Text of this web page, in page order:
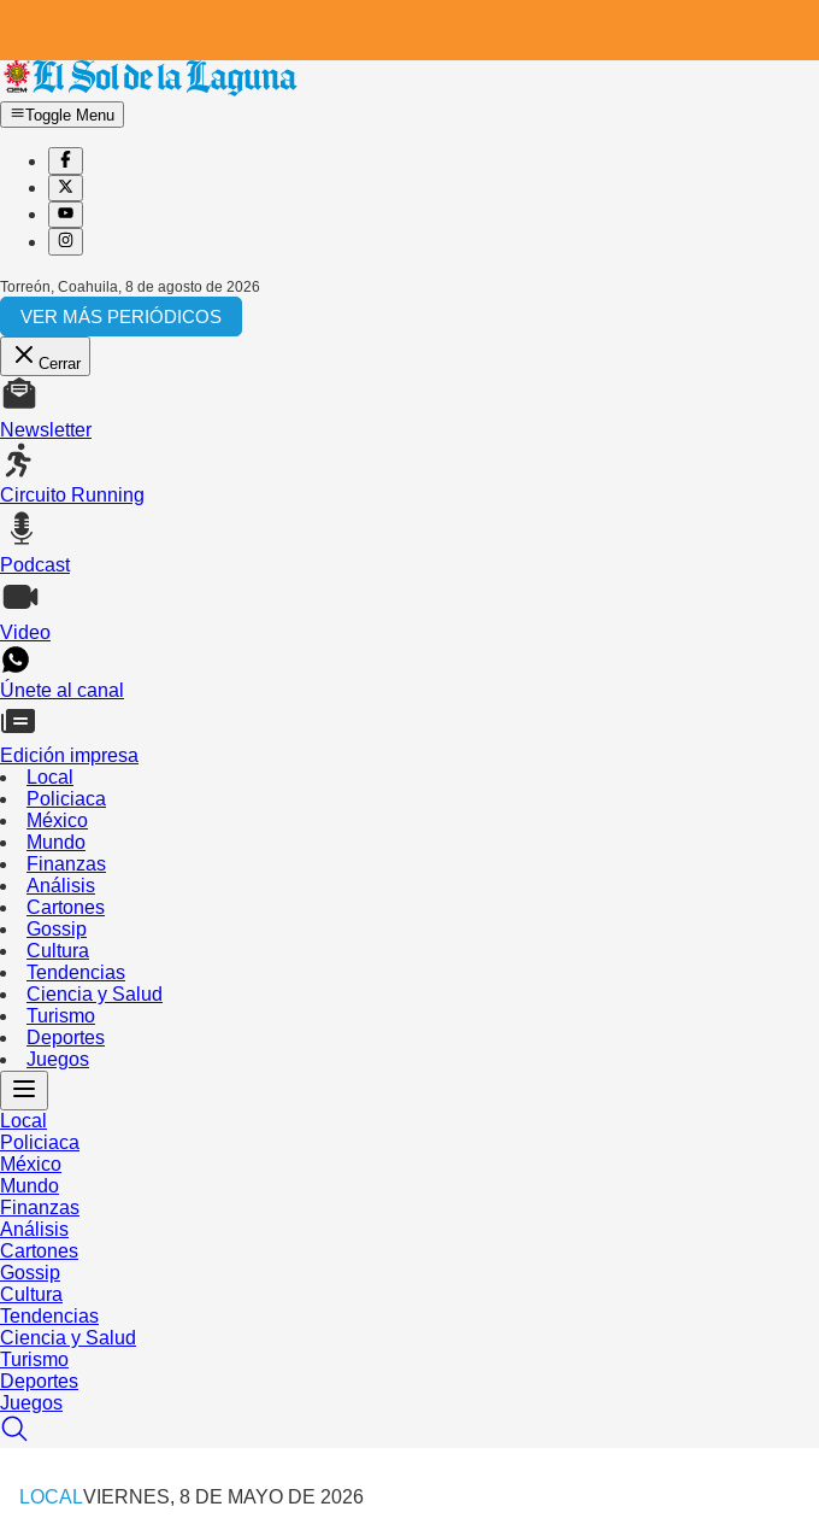
Toggle Menu
Torreón, Coahuila 8 de agosto de 2026
VER MÁS PERIÓDICOS
Cerrar
Newsletter
Circuito Running
Podcast
Video
Únete al canal
Edición impresa
Local
Policiaca
México
Mundo
Finanzas
Análisis
Cartones
Gossip
Cultura
Tendencias
Ciencia y Salud
Turismo
Deportes
Juegos
Local
Policiaca
México
Mundo
Finanzas
Análisis
Cartones
Gossip
Cultura
Tendencias
Ciencia y Salud
Turismo
Deportes
Juegos
LOCALVIERNES, 8 DE MAYO DE 2026